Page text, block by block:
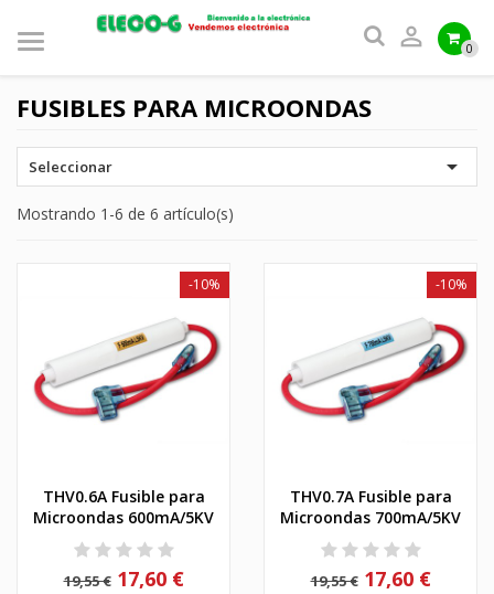
 0
FUSIBLES PARA MICROONDAS
Seleccionar 
Mostrando 1-6 de 6 artículo(s)
THV0.6A Fusible para
Microondas 600mA/5KV
19,55 €
-10%
17,60 €
THV0.7A Fusible para
Microondas 700mA/5KV
19,55 €
-10%
17,60 €